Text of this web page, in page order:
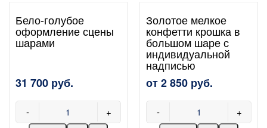
Бело-голубое
оформление сцены
шарами
31 700 руб.
- +
Золотое мелкое
конфетти крошка в
большом шаре с
индивидуальной
надписью
от 2 850 руб.
- +